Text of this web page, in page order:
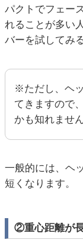
パクトでフェー
れることが多い
バーを試してみ
※ただし、ヘ
てきますので
かも知れませ
一般的には、ヘ
短くなります。
②重心距離が